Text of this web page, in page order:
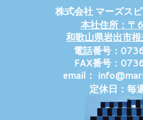
株式会社 マーズス
本社住所：
和歌山県岩出市
電話番号：
FAX番号：
email：
定休日：毎